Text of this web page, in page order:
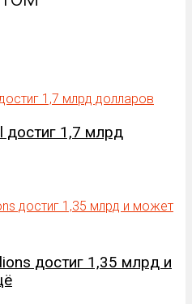
достиг 1,7 млрд
достиг 1,35 млрд и